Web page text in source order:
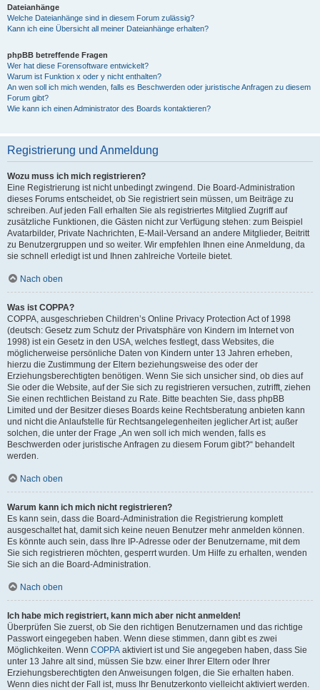
Dateianhänge
Welche Dateianhänge sind in diesem Forum zulässig?
Kann ich eine Übersicht all meiner Dateianhänge erhalten?
phpBB betreffende Fragen
Wer hat diese Forensoftware entwickelt?
Warum ist Funktion x oder y nicht enthalten?
An wen soll ich mich wenden, falls es Beschwerden oder juristische Anfragen zu diesem
Forum gibt?
Wie kann ich einen Administrator des Boards kontaktieren?
Registrierung und Anmeldung
Wozu muss ich mich registrieren?
Eine Registrierung ist nicht unbedingt zwingend. Die Board-Administration
dieses Forums entscheidet, ob Sie registriert sein müssen, um Beiträge zu
schreiben. Auf jeden Fall erhalten Sie als registriertes Mitglied Zugriff auf
zusätzliche Funktionen, die Gästen nicht zur Verfügung stehen: zum Beispiel
Avatarbilder, Private Nachrichten, E-Mail-Versand an andere Mitglieder, Beitritt
zu Benutzergruppen und so weiter. Wir empfehlen Ihnen eine Anmeldung, da
sie schnell erledigt ist und Ihnen zahlreiche Vorteile bietet.
Nach oben
Was ist COPPA?
COPPA, ausgeschrieben Children’s Online Privacy Protection Act of 1998
(deutsch: Gesetz zum Schutz der Privatsphäre von Kindern im Internet von
1998) ist ein Gesetz in den USA, welches festlegt, dass Websites, die
möglicherweise persönliche Daten von Kindern unter 13 Jahren erheben,
hierzu die Zustimmung der Eltern beziehungsweise des oder der
Erziehungsberechtigten benötigen. Wenn Sie sich unsicher sind, ob dies auf
Sie oder die Website, auf der Sie sich zu registrieren versuchen, zutrifft, ziehen
Sie einen rechtlichen Beistand zu Rate. Bitte beachten Sie, dass phpBB
Limited und der Besitzer dieses Boards keine Rechtsberatung anbieten kann
und nicht die Anlaufstelle für Rechtsangelegenheiten jeglicher Art ist; außer
solchen, die unter der Frage „An wen soll ich mich wenden, falls es
Beschwerden oder juristische Anfragen zu diesem Forum gibt?“ behandelt
werden.
Nach oben
Warum kann ich mich nicht registrieren?
Es kann sein, dass die Board-Administration die Registrierung komplett
ausgeschaltet hat, damit sich keine neuen Benutzer mehr anmelden können.
Es könnte auch sein, dass Ihre IP-Adresse oder der Benutzername, mit dem
Sie sich registrieren möchten, gesperrt wurden. Um Hilfe zu erhalten, wenden
Sie sich an die Board-Administration.
Nach oben
Ich habe mich registriert, kann mich aber nicht anmelden!
Überprüfen Sie zuerst, ob Sie den richtigen Benutzernamen und das richtige
Passwort eingegeben haben. Wenn diese stimmen, dann gibt es zwei
Möglichkeiten. Wenn COPPA aktiviert ist und Sie angegeben haben, dass Sie
unter 13 Jahre alt sind, müssen Sie bzw. einer Ihrer Eltern oder Ihrer
Erziehungsberechtigten den Anweisungen folgen, die Sie erhalten haben.
Wenn dies nicht der Fall ist, muss Ihr Benutzerkonto vielleicht aktiviert werden.